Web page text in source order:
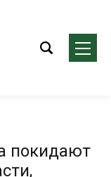
покидают